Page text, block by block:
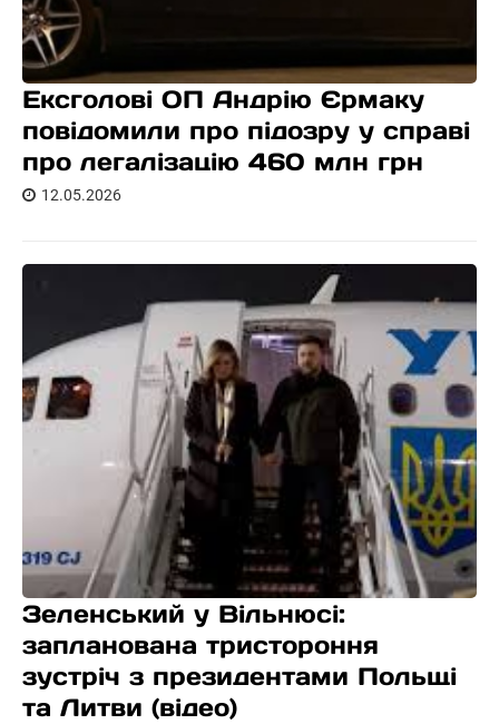
Ексголові ОП Андрію Єрмаку
повідомили про підозру у справі
про легалізацію 460 млн грн
12.05.2026
Зеленський у Вільнюсі:
запланована тристороння
зустріч з президентами Польщі
та Литви (відео)